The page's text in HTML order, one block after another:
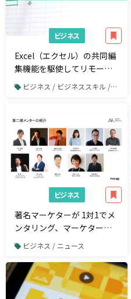
ビジネス
Excel（エクセル）の共同編
集機能を駆使してリモート
チームワークをもっとスム
ビジネス / ビジネススキル / Excel
ビジネス
著名マーケターが 1対1でメ
ンタリング、マーケターキ
ャリア協会（MCA）が
「MCA メンターシッププロ
グラム」を開催
ビジネス / ニュース